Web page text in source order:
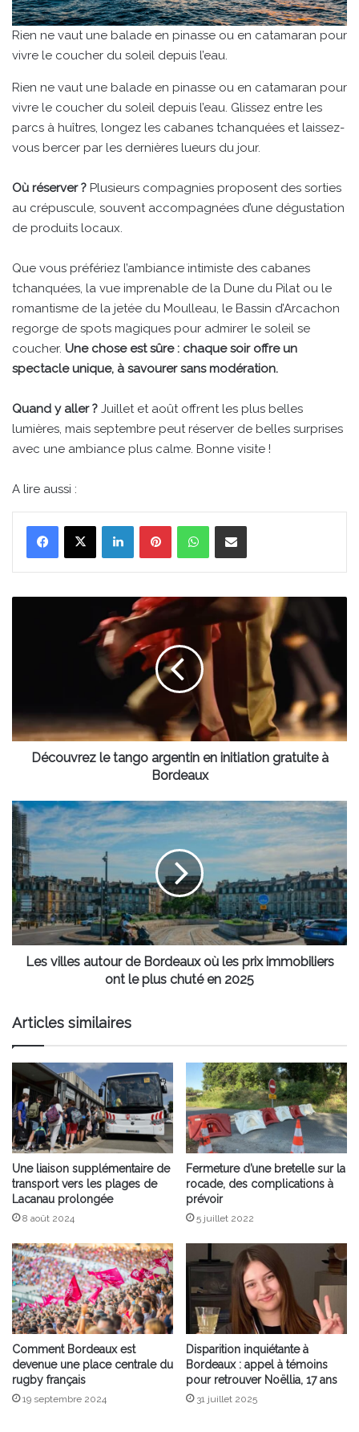
Rien ne vaut une balade en pinasse ou en catamaran pour
vivre le coucher du soleil depuis l’eau.
Rien ne vaut une balade en pinasse ou en catamaran pour
vivre le coucher du soleil depuis l’eau. Glissez entre les
parcs à huîtres, longez les cabanes tchanquées et laissez-
vous bercer par les dernières lueurs du jour.
Où réserver ? Plusieurs compagnies proposent des sorties
au crépuscule, souvent accompagnées d’une dégustation
de produits locaux.
Que vous préfériez l’ambiance intimiste des cabanes
tchanquées, la vue imprenable de la Dune du Pilat ou le
romantisme de la jetée du Moulleau, le Bassin d’Arcachon
regorge de spots magiques pour admirer le soleil se
coucher. Une chose est sûre : chaque soir offre un
spectacle unique, à savourer sans modération.
Quand y aller ? Juillet et août offrent les plus belles
lumières, mais septembre peut réserver de belles surprises
avec une ambiance plus calme. Bonne visite !
A lire aussi :
LinkedinPinterestWhatsAppPartager par email
à
Bordeaux
Découvrez le tango argentin en initiation gratuite à
Bordeaux
Les
villes
autour
de
Bordeaux
où
les
prix
immobiliers
en
2025
Les villes autour de Bordeaux où les prix immobiliers
ont le plus chuté en 2025
Articles similaires
Une liaison supplémentaire de
transport vers les plages de
Lacanau prolongée
8 août 2024
Fermeture d’une bretelle sur la
rocade, des complications à
prévoir
5 juillet 2022
Comment Bordeaux est
devenue une place centrale du
rugby français
19 septembre 2024
Disparition inquiétante à
Bordeaux : appel à témoins
pour retrouver Noëllia, 17 ans
31 juillet 2025